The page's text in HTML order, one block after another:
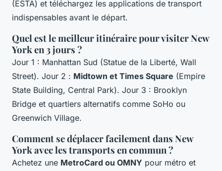
(ESTA) et téléchargez les applications de transport
indispensables avant le départ.
Quel est le meilleur itinéraire pour visiter New
York en 3 jours ?
Jour 1 : Manhattan Sud (Statue de la Liberté, Wall
Street). Jour 2 : Midtown et Times Square (Empire
State Building, Central Park). Jour 3 : Brooklyn
Bridge et quartiers alternatifs comme SoHo ou
Greenwich Village.
Comment se déplacer facilement dans New
York avec les transports en commun ?
Achetez une MetroCard ou OMNY pour métro et